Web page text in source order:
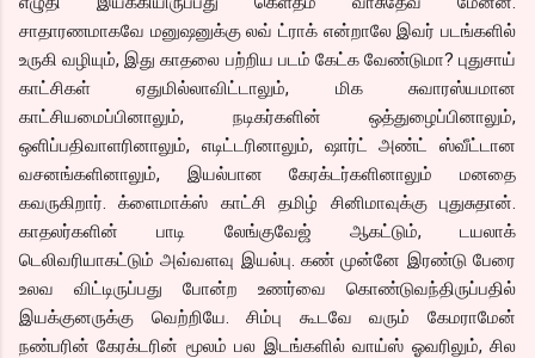
சாதாரணமாகவே மனுஷனுக்கு லவ் ட்ராக் என்றாலே இவர் படங்களில்
உருகி வழியும், இது காதலை பற்றிய படம் கேட்க வேண்டுமா? புதுசாய்
காட்சிகள் ஏதுமில்லாவிட்டாலும், மிக சுவாரஸ்யமான
காட்சியமைப்பினாலும், நடிகர்களின் ஒத்துழைப்பினாலும்,
ஒளிப்பதிவாளரினாலும், எடிட்டரினாலும், ஷார்ட் அண்ட் ஸ்வீட்டான
வசனங்களினாலும், இயல்பான கேரக்டர்களினாலும் மனதை
கவருகிறார். க்ளைமாக்ஸ் காட்சி தமிழ் சினிமாவுக்கு புதுசுதான்.
காதலர்களின் பாடி லேங்குவேஜ் ஆகட்டும், டயலாக்
டெலிவரியாகட்டும் அவ்வளவு இயல்பு. கண் முன்னே இரண்டு பேரை
உலவ விட்டிருப்பது போன்ற உணர்வை கொண்டுவந்திருப்பதில்
இயக்குனருக்கு வெற்றியே. சிம்பு கூடவே வரும் கேமராமேன்
நண்பரின் கேரக்டரின் மூலம் பல இடங்களில் வாய்ஸ் ஓவரிலும், சில